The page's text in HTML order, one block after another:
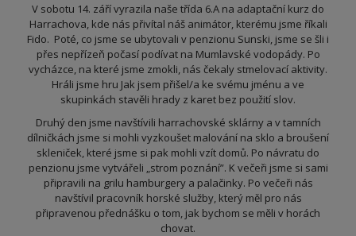
V sobotu 14. září vyrazila naše třída 6.A na adaptační kurz do
Harrachova, kde nás přivítal náš animátor, kterému jsme říkali
Fido. Poté, co jsme se ubytovali v penzionu Sunski, jsme se šli i
přes nepřízeň počasí podívat na Mumlavské vodopády. Po
vycházce, na které jsme zmokli, nás čekaly stmelovací aktivity.
Hráli jsme hru Jak jsem přišel/a ke svému jménu a ve
skupinkách stavěli hrady z karet bez použití slov.
Druhý den jsme navštívili harrachovské sklárny a v tamních
dílničkách jsme si mohli vyzkoušet malování na sklo a broušení
skleniček, které jsme si pak mohli vzít domů. Po návratu do
penzionu jsme vytvářeli „strom poznání”. K večeři jsme si sami
připravili na grilu hamburgery a palačinky. Po večeři nás
navštívil pracovník horské služby, který měl pro nás
připravenou přednášku o tom, jak bychom se měli v horách
chovat.